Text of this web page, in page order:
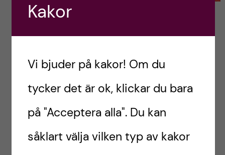
Jag och min fina vän Rasmus i full
Halloween anda! <3
FRITID JOBB KAROLINSKA INSTITUTET
KI KLIN PREKLIN TIPS
Eileen,
Kakor
Vi bjuder på kakor! Om du
tycker det är ok, klickar du bara
på "Acceptera alla". Du kan
såklart välja vilken typ av kakor